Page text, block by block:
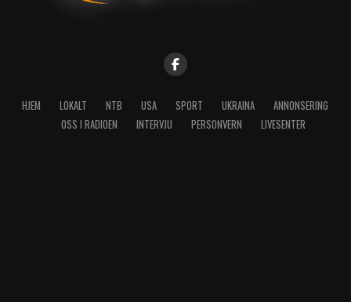
HJEM LOKALT NTB USA SPORT UKRAINA
ANNONSERING
OSS I RADIOEN
INTERVJU PERSONVERN LIVESENTER